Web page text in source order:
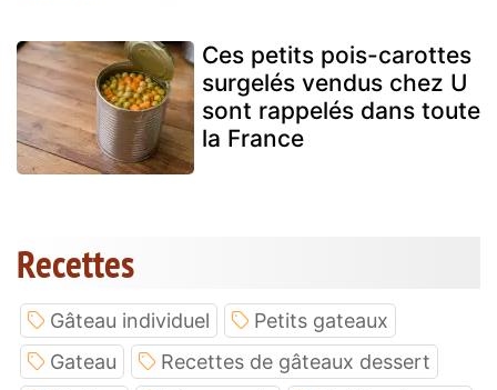
Ces petits pois-carottes
surgelés vendus chez U
sont rappelés dans toute
la France
Recettes
Gâteau individuel
Petits gateaux
Gateau
Recettes de gâteaux dessert